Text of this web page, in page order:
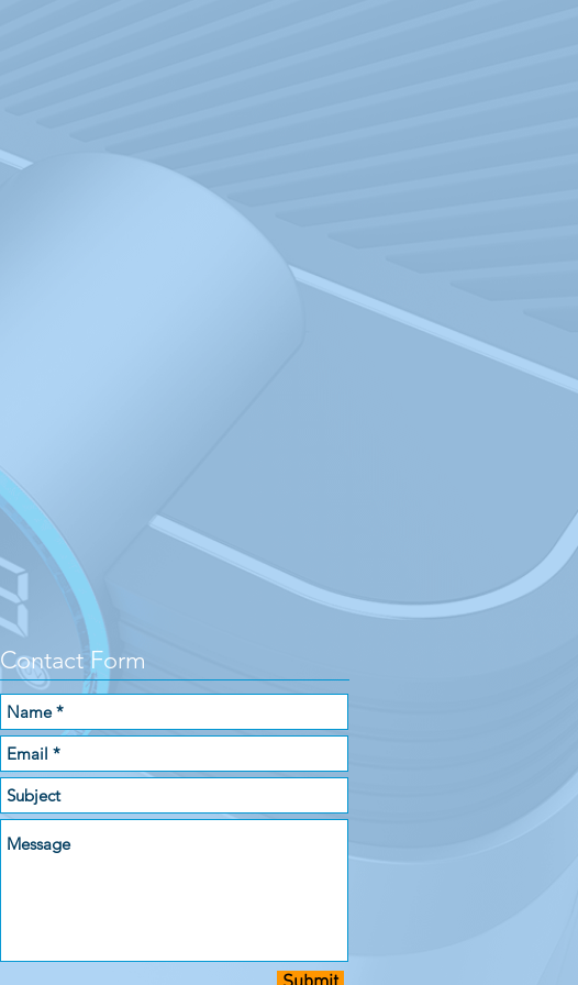
Contact Form